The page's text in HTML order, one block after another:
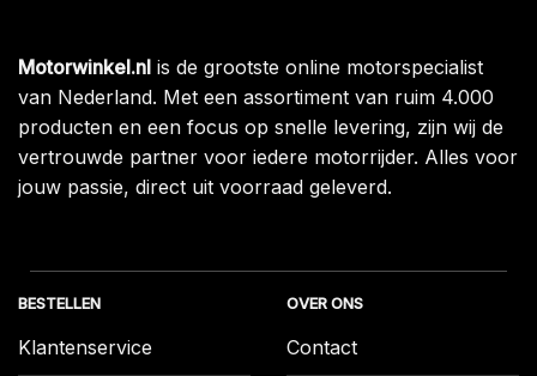
Motorwinkel.nl is de grootste online motorspecialist
van Nederland. Met een assortiment van ruim 4.000
producten en een focus op snelle levering, zijn wij de
vertrouwde partner voor iedere motorrijder. Alles voor
jouw passie, direct uit voorraad geleverd.
BESTELLEN
Klantenservice
OVER ONS
Contact